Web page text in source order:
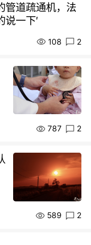
管道疏通机，法
一下′
108 2
787 2
589 2